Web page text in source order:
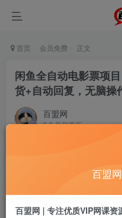
首页 会员免费 正文
闲鱼全自动电影票项
货+自动回复，无脑操
百盟网
9个月前更新
百盟
百盟网 | 专注优质VIP网课